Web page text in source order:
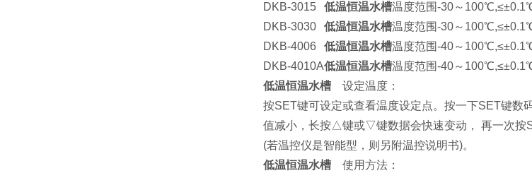
DKB-3015
低温恒温水槽温度范围-30～
DKB-3030
低温恒温水槽温度范围-30～
DKB-4006
低温恒温水槽温度范围-40～
DKB-4010A低温恒温水槽温度范围-40～
低温恒温水槽 设定温度：
按SET键可设定或查看温度设定点。按一下SET键
值减小，长按△键或▽键数据会快速变动， 再一次按
(若温控仪是智能型，则另附温控说明书)。
低温恒温水槽 使用方法：